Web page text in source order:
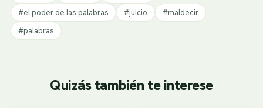
#el poder de las palabras
#juicio
#maldecir
#palabras
Quizás también te interese